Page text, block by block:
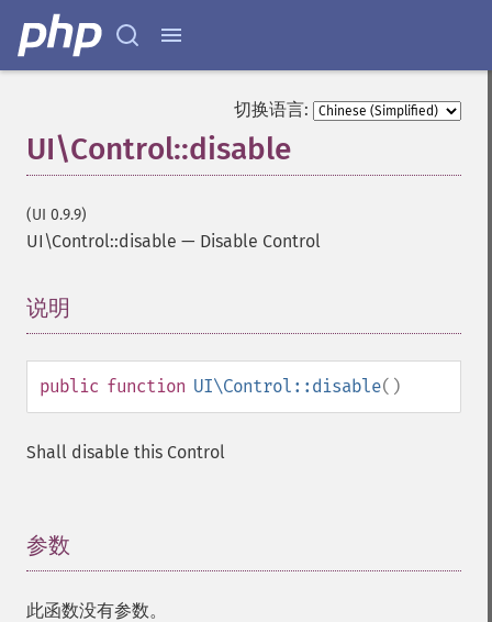
切换语言:
UI\Control::disable
(UI 0.9.9)
UI\Control::disable — Disable Control
说明
public function UI\Control::disable()
Shall disable this Control
参数
此函数没有参数。